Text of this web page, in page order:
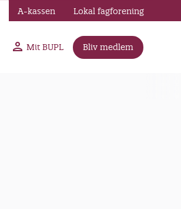
Mit BUPL Bliv medlem
A-kassen Lokal fagforening